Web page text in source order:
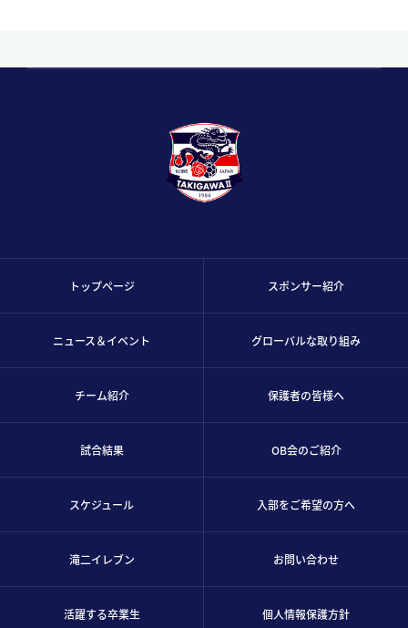
トップページ
ニュース＆イベント
チーム紹介
試合結果
スケジュール
滝二イレブン
活躍する卒業生
スポンサー紹介
グローバルな取り組み
保護者の皆様へ
OB会のご紹介
入部をご希望の方へ
お問い合わせ
個人情報保護方針